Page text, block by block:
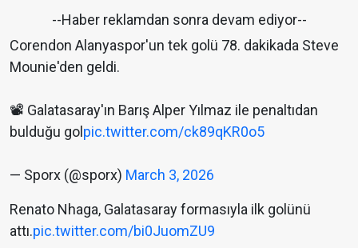
--Haber reklamdan sonra devam ediyor--
Corendon Alanyaspor'un tek golü 78. dakikada Steve
Mounie'den geldi.
📽️ Galatasaray'ın Barış Alper Yılmaz ile penaltıdan
bulduğu gol pic.twitter.com/ck89qKR0o5
— Sporx (@sporx) March 3, 2026
Renato Nhaga, Galatasaray formasıyla ilk golünü
attı.pic.twitter.com/bi0JuomZU9